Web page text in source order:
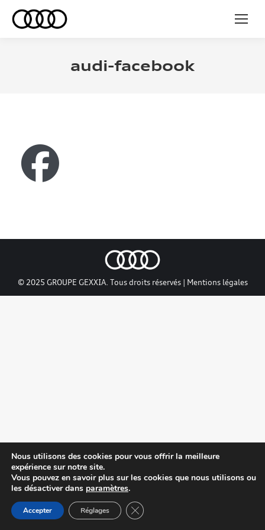
audi-facebook
© 2025 GROUPE GEXXIA. Tous droits réservés | Mentions légales
Nous utilisons des cookies pour vous offrir la meilleure
expérience sur notre site.
Vous pouvez en savoir plus sur les cookies que nous utilisons ou
les désactiver dans paramètres.
Accepter Réglages Close GDPR Cookie Banner